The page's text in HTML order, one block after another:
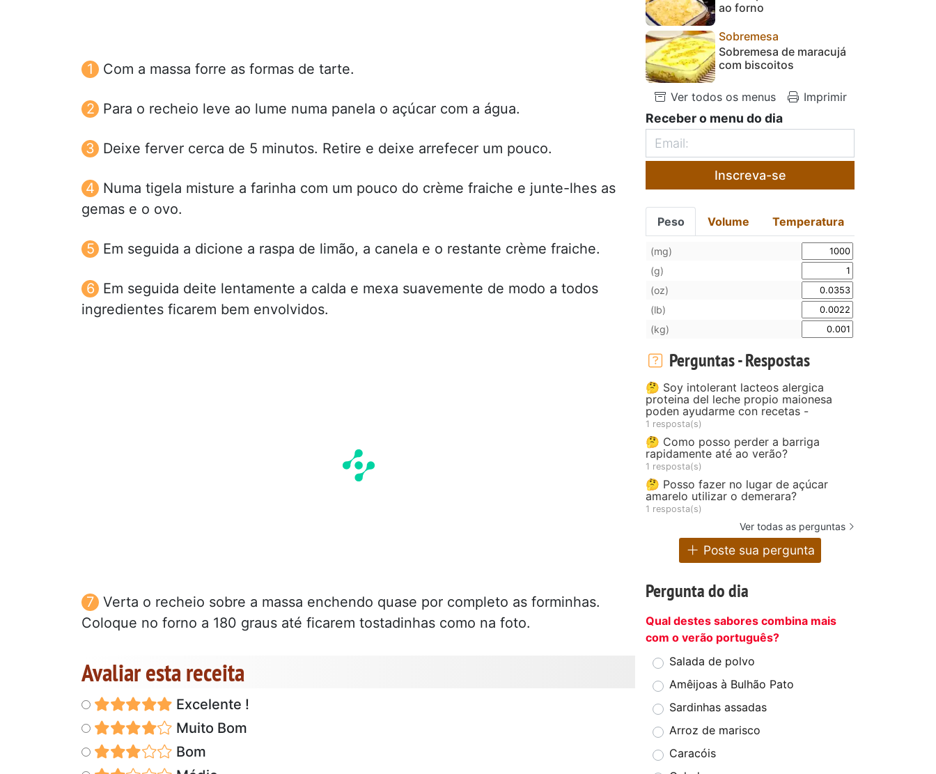
Com a massa forre as formas de tarte.
Para o recheio leve ao lume numa panela o açúcar com a água.
Deixe ferver cerca de 5 minutos. Retire e deixe arrefecer um pouco.
Numa tigela misture a farinha com um pouco do crème fraiche e junte-lhes as
gemas e o ovo.
Em seguida a dicione a raspa de limão, a canela e o restante crème fraiche.
Em seguida deite lentamente a calda e mexa suavemente de modo a todos
ingredientes ficarem bem envolvidos.
Verta o recheio sobre a massa enchendo quase por completo as forminhas.
Coloque no forno a 180 graus até ficarem tostadinhas como na foto.
Avaliar esta receita
Excelente !
Muito Bom
Bom
ao forno
Sobremesa
Sobremesa de maracujá
com biscoitos
Ver todos os menus Imprimir
Receber o menu do dia
Inscreva-se
Peso Volume Temperatura
(mg)
(g)
(oz)
(lb)
(kg)
Perguntas - Respostas
🤔 Soy intolerant lacteos alergica
proteina del leche propio maionesa
poden ayudarme con recetas -
1 resposta(s)
🤔 Como posso perder a barriga
rapidamente até ao verão?
1 resposta(s)
🤔 Posso fazer no lugar de açúcar
amarelo utilizar o demerara?
1 resposta(s)
Ver todas as perguntas
Poste sua pergunta
Pergunta do dia
Qual destes sabores combina mais
com o verão português?
Salada de polvo
Amêijoas à Bulhão Pato
Sardinhas assadas
Arroz de marisco
Caracóis